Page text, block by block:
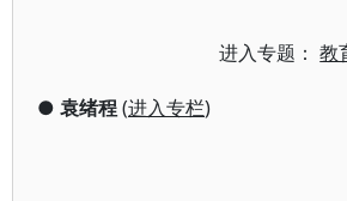
进入专题：教
● 袁绪程(进入专栏)